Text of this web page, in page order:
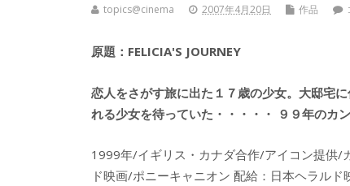
topics@cinema 2007年4月20日 作品
原題：FELICIA'S JOURNEY
恋人をさがす旅に出た１７歳の少女。大邸宅
れる少女を待っていた・・・・・ ９９年のカ
1999年/イギリス・カナダ合作/アイコン提供/
ド映画/ポニーキャニオン 配給：日本ヘラルド